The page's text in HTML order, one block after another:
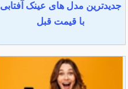
جدیدترین مدل های عینک آفتابی
با قیمت قبل